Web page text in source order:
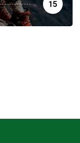
15